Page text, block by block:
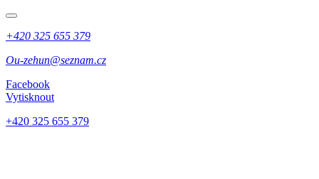
+420 325 655 379
Ou-zehun@seznam.cz
Facebook
Vytisknout
+420 325 655 379